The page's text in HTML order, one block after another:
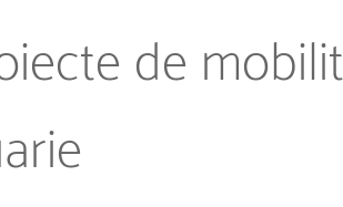
de